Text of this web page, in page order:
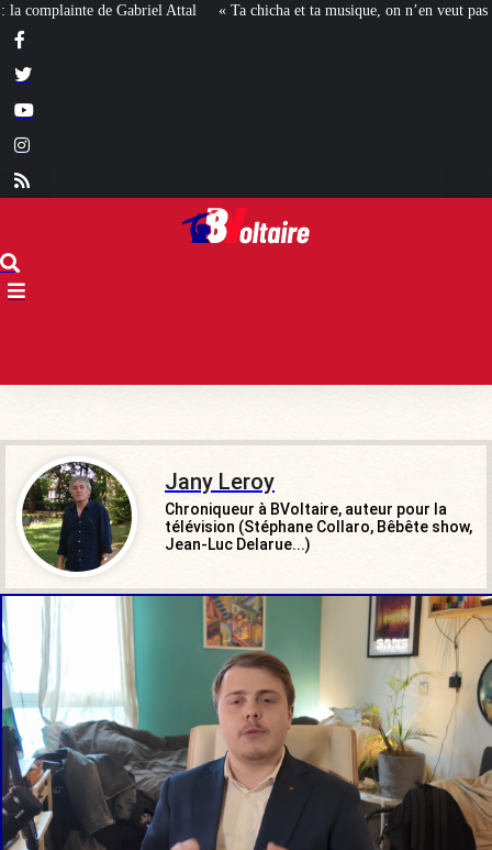
chicha et ta musique, on n’en veut pas » : la mairie RN d’Agde face à la
Jany Leroy
Chroniqueur à BVoltaire, auteur pour la
télévision (Stéphane Collaro, Bêbête show,
Jean-Luc Delarue...)